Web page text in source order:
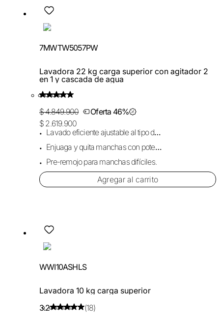
7MWTW5057PW
Lavadora 22 kg carga superior con agitador 2
en 1 y cascada de agua
$ 4.849.900
Oferta 46%
$ 2.619.900
Lavado eficiente ajustable al tipo de carga.
Enjuaga y quita manchas con potente cascada.
Pre-remojo para manchas difíciles.
Agregar al carrito
WWI10ASHLS
Lavadora 10 kg carga superior
3.2
(18)